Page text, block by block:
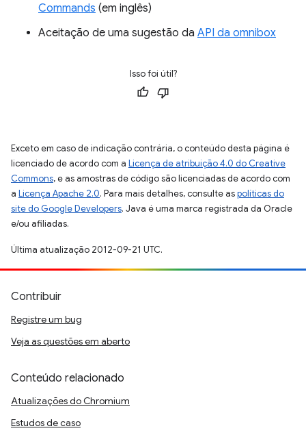
Commands (em inglês)
Aceitação de uma sugestão da API da omnibox
Isso foi útil?
Exceto em caso de indicação contrária, o conteúdo desta página é
licenciado de acordo com a Licença de atribuição 4.0 do Creative
Commons, e as amostras de código são licenciadas de acordo com
a Licença Apache 2.0. Para mais detalhes, consulte aspolíticas do
site do Google Developers. Java é uma marca registrada da Oracle
e/ou afiliadas.
Última atualização 2012-09-21 UTC.
Contribuir
Registre um bug
Veja as questões em aberto
Conteúdo relacionado
Atualizações do Chromium
Estudos de caso